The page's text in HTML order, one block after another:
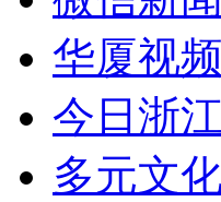
华厦视频
今日浙江
多元文